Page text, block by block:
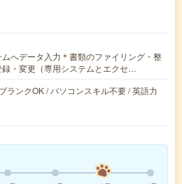
ムへデータ入力＊書類のファイリング・整
・変更（専用システムとエクセ…
ランクOK / パソコンスキル不要 / 英語力